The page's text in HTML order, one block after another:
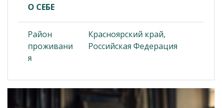
О СЕБЕ
Район
проживани
я
Красноярский край,
Российская Федерация